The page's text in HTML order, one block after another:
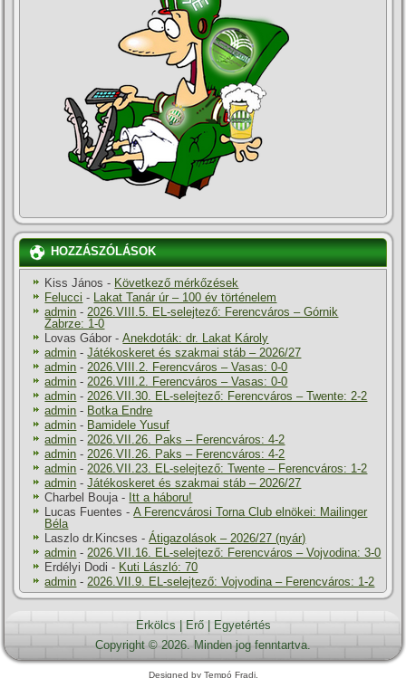
HOZZÁSZÓLÁSOK
Kiss János - Következő mérkőzések
Felucci - Lakat Tanár úr – 100 év történelem
admin -2026.VIII.5. EL-selejtező: Ferencváros – Górnik
Zabrze: 1-0
Lovas Gábor -Anekdoták: dr. Lakat Károly
admin -Játékoskeret és szakmai stáb – 2026/27
admin -2026.VIII.2. Ferencváros – Vasas: 0-0
admin -2026.VIII.2. Ferencváros – Vasas: 0-0
admin -2026.VII.30. EL-selejtező: Ferencváros – Twente: 2-2
admin - Botka Endre
admin - Bamidele Yusuf
admin -2026.VII.26. Paks – Ferencváros: 4-2
admin -2026.VII.26. Paks – Ferencváros: 4-2
admin -2026.VII.23. EL-selejtező: Twente – Ferencváros: 1-2
admin -Játékoskeret és szakmai stáb – 2026/27
Charbel Bouja- Itt a háboru!
Lucas Fuentes -A Ferencvárosi Torna Club elnökei: Mailinger
Béla
Laszlo dr.Kincses -Átigazolások – 2026/27 (nyár)
admin -2026.VII.16. EL-selejtező: Ferencváros – Vojvodina: 3-0
Erdélyi Dodi - Kuti László: 70
admin -2026.VII.9. EL-selejtező: Vojvodina – Ferencváros: 1-2
Erkölcs Erő|
Egyetértés
Copyright © 2026. Minden jog fenntartva.
Designed by Tempó Fradi.